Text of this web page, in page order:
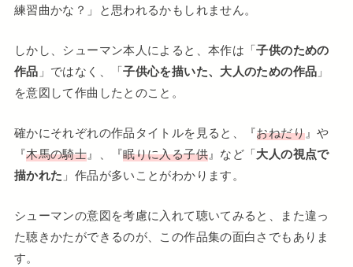
練習曲かな？」と思われるかもしれません。
しかし、シューマン本人によると、本作は「子供のための
作品 」ではなく、「子供心を描いた、大人のための作品 」
を意図して作曲したとのこと。
確かにそれぞれの作品タイトルを見ると、『おねだり』や
『木馬の騎士』、『眠りに入る子供』など「大人の視点で
描かれた 」作品が多いことがわかります。
シューマンの意図を考慮に入れて聴いてみると、また違っ
た聴きかたができるのが、この作品集の面白さでもありま
す。